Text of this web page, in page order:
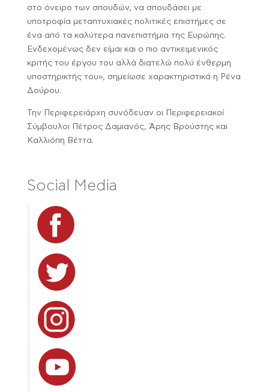
στο όνειρο των σπουδών, να σπουδάσει με
υποτροφία μεταπτυχιακές πολιτικές επιστήμες σε
ένα από τα καλύτερα πανεπιστήμια της Ευρώπης.
Ενδεχομένως δεν είμαι και ο πιο αντικειμενικός
κριτής του έργου του αλλά διατελώ πολύ ένθερμη
υποστηρικτής του», σημείωσε χαρακτηριστικά η Ρένα
Δούρου.
Την Περιφερειάρχη συνόδευαν οι Περιφερειακοί
Σύμβουλοι Πέτρος Δαμιανός, Άρης Βρούστης και
Καλλιόπη Βέττα.
Social Media